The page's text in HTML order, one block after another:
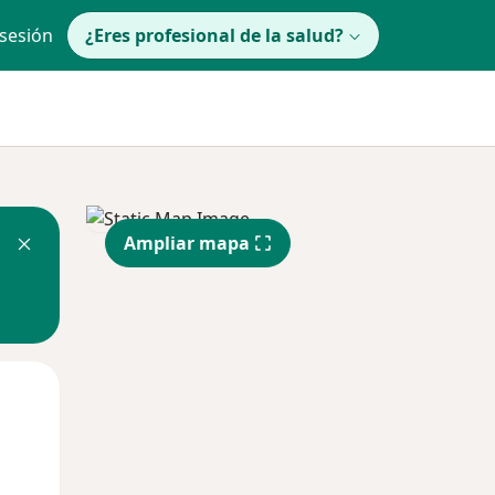
¿Eres profesional de la salud?
Ampliar mapa